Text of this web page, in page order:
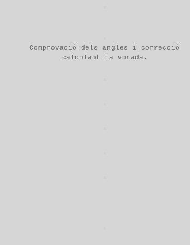
Comprovació dels angles i correcció
calculant la vorada.